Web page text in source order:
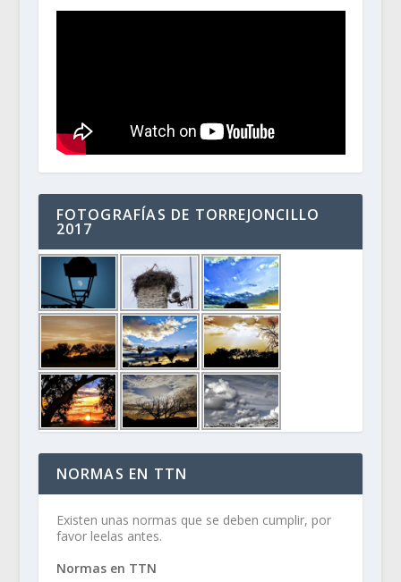
FOTOGRAFÍAS DE TORREJONCILLO
2017
NORMAS EN TTN
Existen unas normas que se deben cumplir, por
favor leelas antes.
Normas en TTN